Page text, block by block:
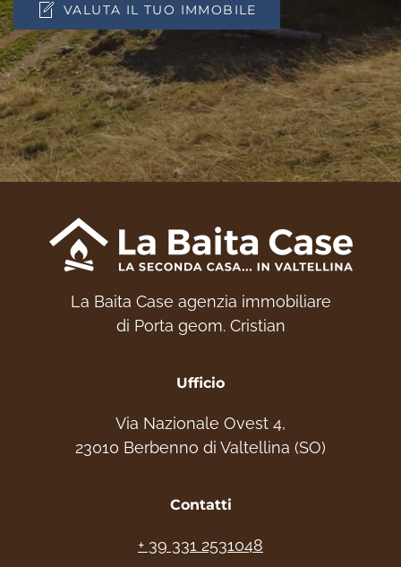
VALUTA IL TUO IMMOBILE
La Baita Case agenzia immobiliare
di Porta geom. Cristian
Ufficio
Via Nazionale Ovest 4,
23010 Berbenno di Valtellina (SO)
Contatti
+ 39 331 2531048